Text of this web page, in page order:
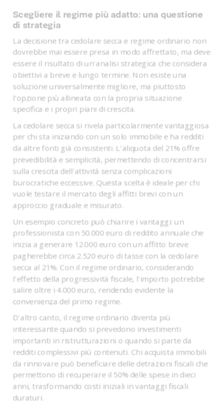
Scegliere il regime più adatto: una questione
di strategia
La decisione tra cedolare secca e regime ordinario non
dovrebbe mai essere presa in modo affrettato, ma deve
essere il risultato di un'analisi strategica che considera
obiettivi a breve e lungo termine. Non esiste una
soluzione universalmente migliore, ma piuttosto
l'opzione più allineata con la propria situazione
specifica e i propri piani di crescita.
La cedolare secca si rivela particolarmente vantaggiosa
per chi sta iniziando con un solo immobile e ha redditi
da altre fonti già consistenti. L'aliquota del 21% offre
prevedibilità e semplicità, permettendo di concentrarsi
sulla crescita dell'attività senza complicazioni
burocratiche eccessive. Questa scelta è ideale per chi
vuole testare il mercato degli affitti brevi con un
approccio graduale e misurato.
Un esempio concreto può chiarire i vantaggi: un
professionista con 50.000 euro di reddito annuale che
inizia a generare 12.000 euro con un affitto breve
pagherebbe circa 2.520 euro di tasse con la cedolare
secca al 21%. Con il regime ordinario, considerando
l'effetto della progressività fiscale, l'importo potrebbe
salire oltre i 4.000 euro, rendendo evidente la
convenienza del primo regime.
D'altro canto, il regime ordinario diventa più
interessante quando si prevedono investimenti
importanti in ristrutturazioni o quando si parte da
redditi complessivi più contenuti. Chi acquista immobili
da rinnovare può beneficiare delle detrazioni fiscali che
permettono di recuperare il 50% delle spese in dieci
anni, trasformando costi iniziali in vantaggi fiscali
duraturi.